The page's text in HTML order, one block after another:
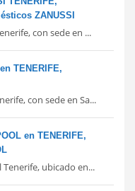
ZANUSSI
con sede en ...
TENERIFE,
con sede en Sa...
en TENERIFE,
ubicado en...